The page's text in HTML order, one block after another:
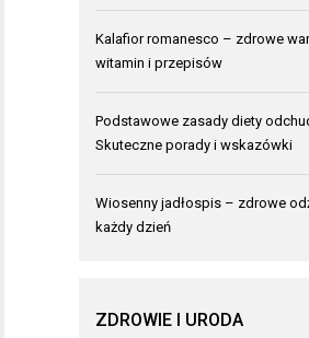
Kalafior romanesco – zdrowe
witamin i przepisów
Podstawowe zasady diety
Skuteczne porady i wskazówki
Wiosenny jadłospis – zdrowe
każdy dzień
ZDROWIE I URODA